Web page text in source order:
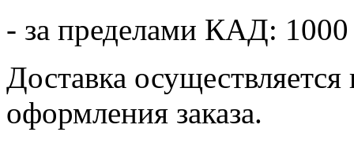
- за пределами КАД: 1000
Доставка
оформления заказа.